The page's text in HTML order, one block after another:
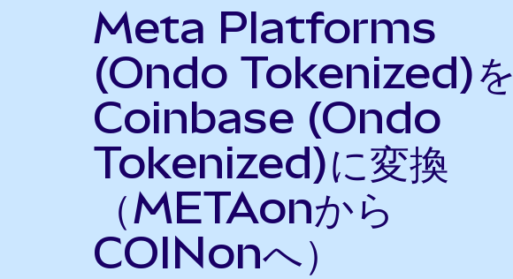
Meta Platforms
(Ondo Tokenized)を
Coinbase (Ondo
Tokenized)に変換
（METAonから
COINonへ）